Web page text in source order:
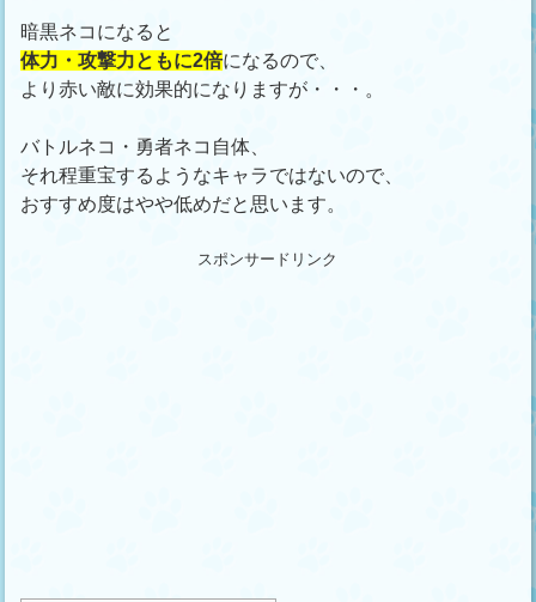
暗黒ネコになると
体力・攻撃力ともに2倍になるので、
より赤い敵に効果的になりますが・・・。
バトルネコ・勇者ネコ自体、
それ程重宝するようなキャラではないので、
おすすめ度はやや低めだと思います。
スポンサードリンク